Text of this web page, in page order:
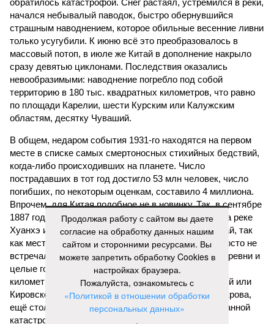
обратилось катастрофой. Снег растаял, устремился в реки,
начался небывалый паводок, быстро обернувшийся
страшным наводнением, которое обильные весенние ливни
только усугубили. К июню всё это преобразовалось в
массовый потоп, в июле же Китай в дополнение накрыло
сразу девятью циклонами. Последствия оказались
невообразимыми: наводнение погребло под собой
территорию в 180 тыс. квадратных километров, что равно
по площади Карелии, шести Курским или Калужским
областям, десятку Чуваший.
В общем, недаром события 1931-го находятся на первом
месте в списке самых смертоносных стихийных бедствий,
когда-либо происходивших на планете. Число
пострадавших в тот год достигло 53 млн человек, число
погибших, по некоторым оценкам, составило 4 миллиона.
Впрочем, для Китая подобное не в новинку. Так, в сентябре
1887 года вода прорвала многочисленные дамбы на реке
Хуанхэ и быстро залила почти весь Северный Китай, так
как местность там довольно низменная, и потоп просто не
встречал препятствий на своём пути, уничтожая деревни и
целые города. Водой залило 130 тыс. квадратных
километров (а это больше территорий Оренбургской или
Кировской областей), 2 млн человек остались без крова,
ещё столько же погибли в результате спровоцированной
катастрофой пандемии.
Продолжая работу с сайтом вы даете
согласие на обработку данных нашим
сайтом и сторонними ресурсами. Вы
можете запретить обработку Cookies в
настройках браузера.
Пожалуйста, ознакомьтесь с
«Политикой в отношении обработки
персональных данных»
.